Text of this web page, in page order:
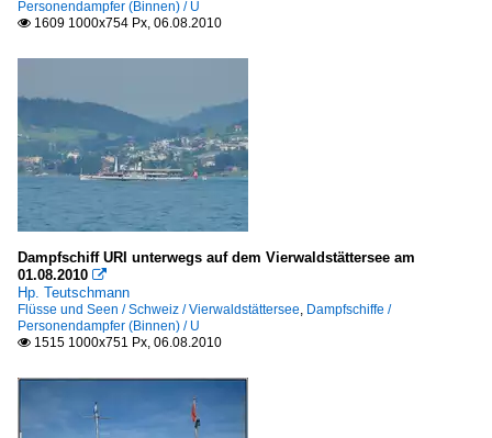
Personendampfer (Binnen) / U
 1609 1000x754 Px, 06.08.2010
Dampfschiff URI unterwegs auf dem Vierwaldstättersee am
01.08.2010 
Hp. Teutschmann
Flüsse und Seen / Schweiz / Vierwaldstättersee, Dampfschiffe /
Personendampfer (Binnen) / U
 1515 1000x751 Px, 06.08.2010